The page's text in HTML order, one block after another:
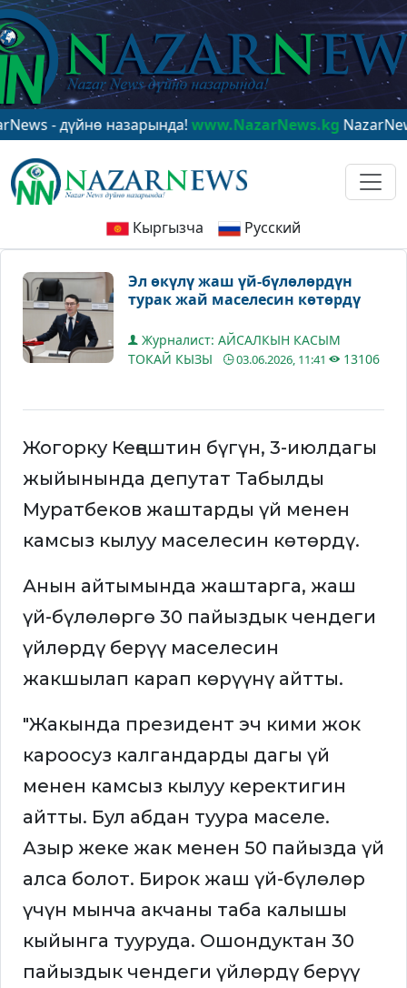
дүйнө назарында!www.NazarNews.kgNazarNews - в
Кыргызча Русский
Эл өкүлү жаш үй-бүлөлөрдүн
турак жай маселесин көтөрдү
Журналист: АЙСАЛКЫН КАСЫМ
ТОКАЙ КЫЗЫ
03.06.2026, 11:41 13106
Жогорку Кеңештин бүгүн, 3-июлдагы
жыйынында депутат Табылды
Муратбеков жаштарды үй менен
камсыз кылуу маселесин көтөрдү.
Анын айтымында жаштарга, жаш
үй-бүлөлөргө 30 пайыздык чендеги
үйлөрдү берүү маселесин
жакшылап карап көрүүнү айтты.
"Жакында президент эч кими жок
кароосуз калгандарды дагы үй
менен камсыз кылуу керектигин
айтты. Бул абдан туура маселе.
Азыр жеке жак менен 50 пайызда үй
алса болот. Бирок жаш үй-бүлөлөр
үчүн мынча акчаны таба калышы
кыйынга тууруда. Ошондуктан 30
пайыздык чендеги үйлөрдү берүү